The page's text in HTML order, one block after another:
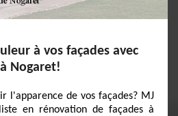
à vos façades avec
Nogaret!
l'apparence de vos façades? MJ
en rénovation de façades à